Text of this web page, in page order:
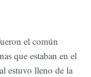
el común
que estaban en el
estuvo lleno de la